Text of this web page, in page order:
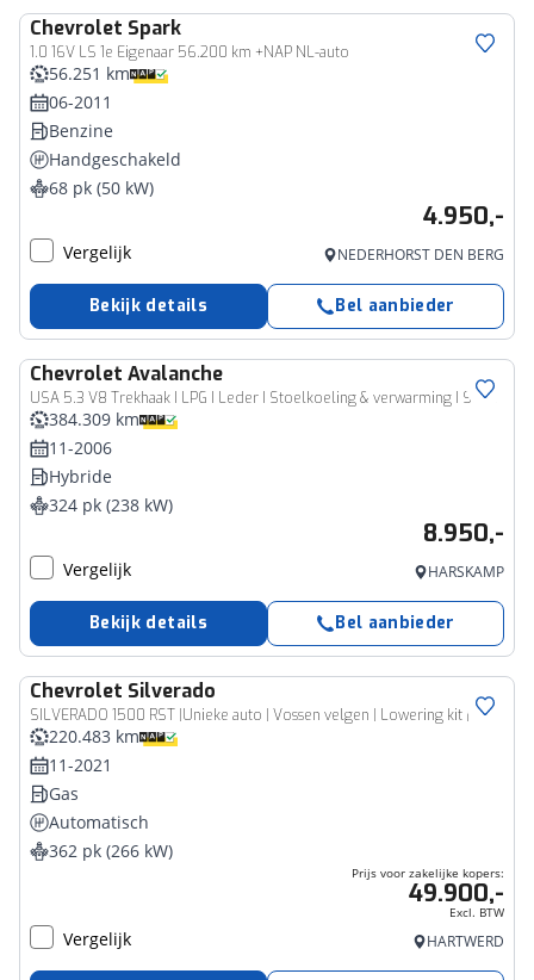
Chevrolet Spark
1.0 16V LS 1e Eigenaar 56.200 km +NAP NL-auto
56.251 km
06-2011
Benzine
Handgeschakeld
68 pk (50 kW)
4.950,-
Vergelijk NEDERHORST DEN BERG
Bekijk details Bel aanbieder
Chevrolet Avalanche
USA 5.3 V8 Trekhaak I LPG I Leder I Stoelkoeling & verwarming I Schuifdak I Climate I Cruise I NAP I Navigatie
Bedrijfswagen
384.309 km
11-2006
Hybride
324 pk (238 kW)
8.950,-
Vergelijk HARSKAMP
Bekijk details Bel aanbieder
Chevrolet Silverado
SILVERADO 1500 RST |Unieke auto | Vossen velgen | Lowering kit |
Bedrijfswagen
220.483 km
11-2021
Gas
Automatisch
362 pk (266 kW)
Prijs voor zakelijke kopers:
49.900,-
Excl. BTW
Vergelijk HARTWERD